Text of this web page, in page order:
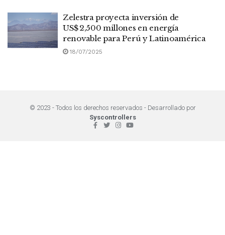
Zelestra proyecta inversión de
US$ 2,500 millones en energía
renovable para Perú y Latinoamérica
18/07/2025
© 2023 - Todos los derechos reservados - Desarrollado por
Syscontrollers